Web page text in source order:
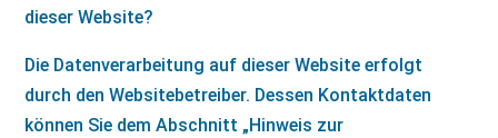
dieser Website?
Die Datenverarbeitung auf dieser Website erfolgt
durch den Websitebetreiber. Dessen Kontaktdaten
können Sie dem Abschnitt „Hinweis zur